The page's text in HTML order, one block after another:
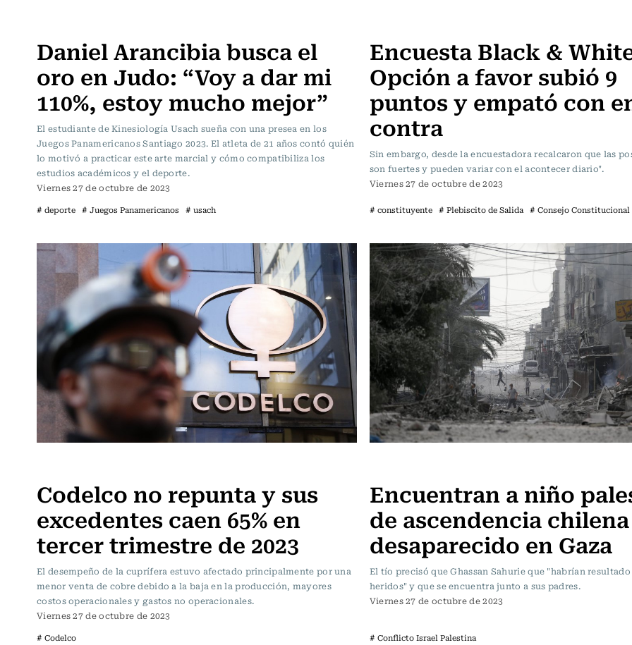
Daniel Arancibia busca el
oro en Judo: “Voy a dar mi
110%, estoy mucho mejor”
El estudiante de Kinesiología Usach sueña con una presea en los
Juegos Panamericanos Santiago 2023. El atleta de 21 años contó quién
lo motivó a practicar este arte marcial y cómo compatibiliza los
estudios académicos y el deporte.
Viernes 27 de octubre de 2023
# deporte # Juegos Panamericanos # usach
Encuesta Black &
Opción a favor subió 9
puntos y empató con
contra
Sin embargo, desde la encuestadora recalcaron que las
son fuertes y pueden variar con el acontecer diario".
Viernes 27 de octubre de 2023
# constituyente # Plebiscito de Salida # Consejo Constitucional
Codelco no repunta y sus
excedentes caen 65% en
tercer trimestre de 2023
El desempeño de la cuprífera estuvo afectado principalmente por una
menor venta de cobre debido a la baja en la producción, mayores
costos operacionales y gastos no operacionales.
Viernes 27 de octubre de 2023
# Codelco
Encuentran a niño
de ascendencia chilena
desaparecido en Gaza
El tío precisó que Ghassan Sahurie que "habrían
heridos" y que se encuentra junto a sus padres.
Viernes 27 de octubre de 2023
# Conflicto Israel Palestina